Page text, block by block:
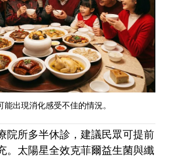
出現消化感受不佳的情況。
院所多半休診，建議民眾可提前
。太陽星全效克菲爾益生菌與纖